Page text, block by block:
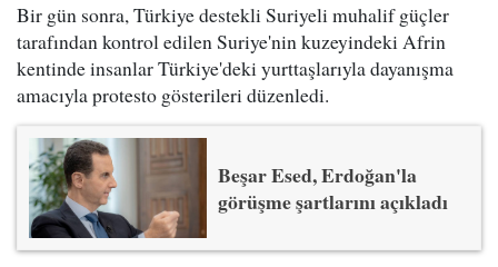
Bir gün sonra, Türkiye destekli Suriyeli muhalif güçler
tarafından kontrol edilen Suriye'nin kuzeyindeki Afrin
kentinde insanlar Türkiye'deki yurttaşlarıyla dayanışma
amacıyla protesto gösterileri düzenledi.
Beşar Esed, Erdoğan'la
görüşme şartlarını açıkladı